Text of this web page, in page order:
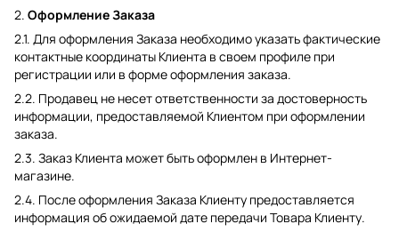
2. Оформление Заказа
2.1. Для оформления Заказа необходимо указать фактические
контактные координаты Клиента в своем профиле при
регистрации или в форме оформления заказа.
2.2. Продавец не несет ответственности за достоверность
информации, предоставляемой Клиентом при оформлении
заказа.
2.3. Заказ Клиента может быть оформлен в Интернет-
магазине.
2.4. После оформления Заказа Клиенту предоставляется
информация об ожидаемой дате передачи Товара Клиенту.